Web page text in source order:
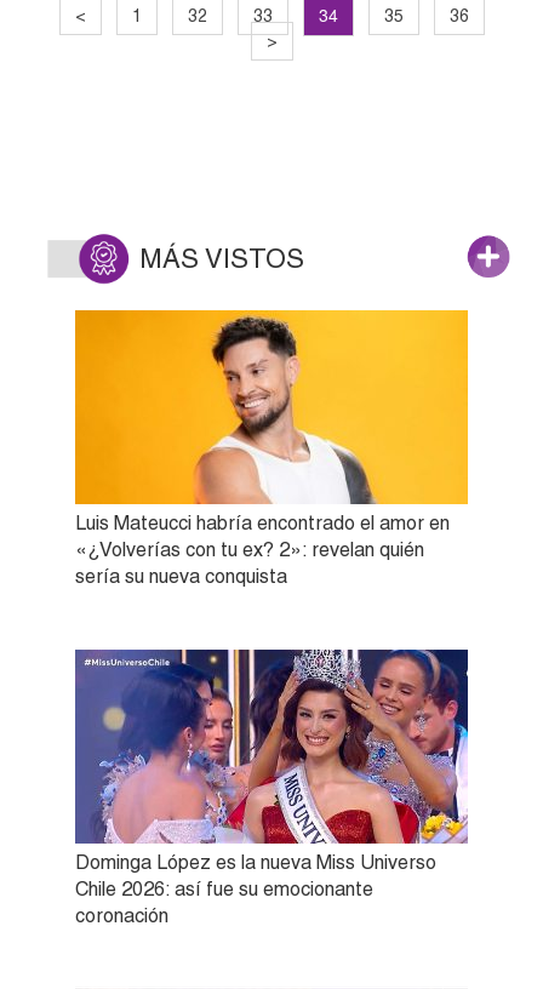
< 1 32 33 34 35
36
>
MÁS VISTOS
Luis Mateucci habría encontrado el amor en
«¿Volverías con tu ex? 2»: revelan quién
sería su nueva conquista
Dominga López es la nueva Miss Universo
Chile 2026: así fue su emocionante
coronación